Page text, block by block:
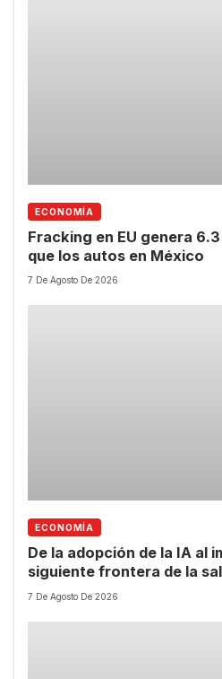
ECONOMÍA
Fracking en EU genera
que los autos en México
7 De Agosto De 2026
ECONOMÍA
De la adopción de la IA al
siguiente frontera de la
7 De Agosto De 2026